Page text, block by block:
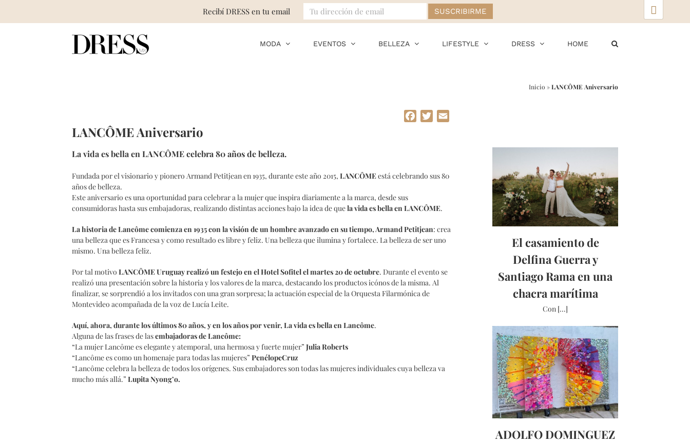
MODA EVENTOS BELLEZA LIFESTYLE DRESS HOME
Inicio »LANCÔME Aniversario
Facebook
Twitter
LANCÔME Aniversario
La vida es bella en LANCÔME celebra 80 años de belleza.
Fundada por el visionario y pionero Armand Petitjean en 1935, durante este año 2015, LANCÔMEestá celebrando sus 80
años de belleza.
Este aniversario es una oportunidad para celebrar a la mujer que inspira diariamente a la marca, desde sus
consumidoras hasta sus embajadoras, realizando distintas acciones bajo la idea de quela vida es bella enLANCÔME.
La historia deLancôme comienza en 1935con la visión de un hombre avanzado en su tiempo, Armand Petitjean: crea
una belleza que es Francesa y como resultado es libre y feliz. Una belleza que ilumina y fortalece. La belleza de ser uno
mismo. Una belleza feliz.
Por tal motivo LANCÔME Uruguayrealizó un festejo en el Hotel Sofitel el martes 20 de octubre. Durante el evento se
realizó una presentación sobre la historia y los valores de la marca, destacando los productos icónos de la misma. Al
finalizar, se sorprendió a los invitados con una gran sorpresa; la actuación especial de la Orquesta Filarmónica de
Montevideo acompañada de la voz de Lucía Leite.
Aquí, ahora, durante los últimos 80 años, y en los años por venir, La vida es bella en Lancôme.
Alguna de las frases de lasembajadoras de Lancôme:
“La mujer Lancôme es elegante y atemporal, una hermosa y fuerte mujer” Julia Roberts
“Lancôme es como un homenaje para todas las mujeres” PenélopeCruz
“Lancôme celebra la belleza de todos los orígenes. Sus embajadores son todas las mujeres individuales cuya belleza va
mucho más allá.” Lupita Nyong’o.
El casamiento de
Delfina Guerra y
Santiago Rama en una
chacra marítima
Con [...]
ADOLFO DOMINGUEZ
Recibí DRESS en tu email